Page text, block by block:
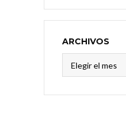
ARCHIVOS